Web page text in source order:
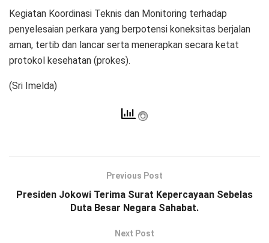
Kegiatan Koordinasi Teknis dan Monitoring terhadap
penyelesaian perkara yang berpotensi koneksitas berjalan
aman, tertib dan lancar serta menerapkan secara ketat
protokol kesehatan (prokes).
(Sri Imelda)
Previous Post
Presiden Jokowi Terima Surat Kepercayaan Sebelas
Duta Besar Negara Sahabat.
Next Post